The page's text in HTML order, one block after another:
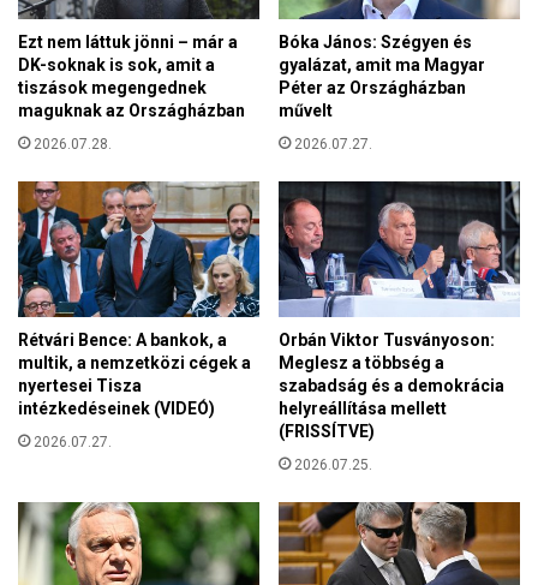
é
t
S
z
s
Z
o
l
t
á
n
e
l
e
s
z
s
p
r
i
o
r
i
t
á
s
l
v
Ezt nem láttuk jönni – már a
DK-soknak is sok, amit a
tiszások megengednek
maguknak az Országházban
2026.07.28.
Bóka János: Szégyen és
gyalázat, amit ma Magyar
Péter az Országházban
művelt
2026.07.27.
Rétvári Bence: A bankok, a
multik, a nemzetközi cégek a
nyertesei Tisza
intézkedéseinek (VIDEÓ)
2026.07.27.
Orbán Viktor Tusványoson:
Meglesz a többség a
szabadság és a demokrácia
helyreállítása mellett
(FRISSÍTVE)
2026.07.25.